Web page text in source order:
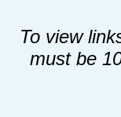
To view
must be